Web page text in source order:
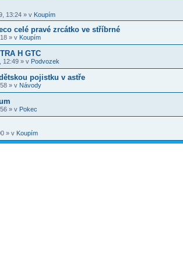
13:24 » v Koupím
celé pravé zrcátko ve stříbrné
» v Koupím
H GTC
12:49 » v Podvozek
pojistku v astře
» v Návody
» v Pokec
» v Koupím